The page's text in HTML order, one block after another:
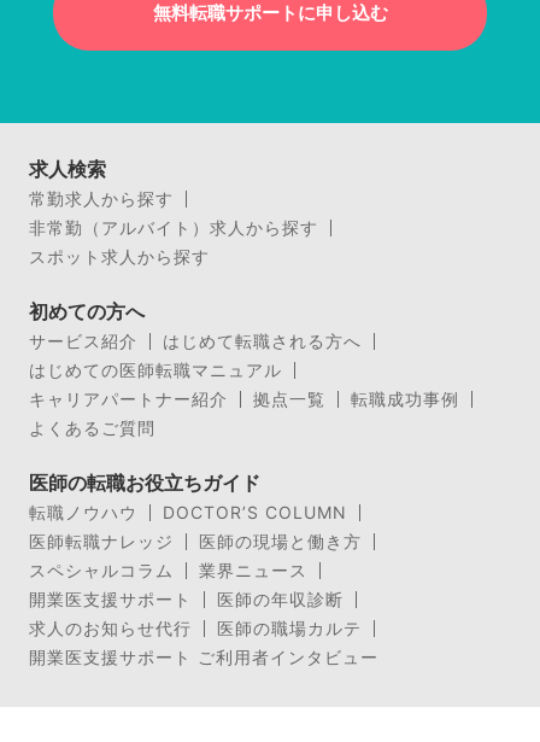
無料転職サポートに申し込む
求人検索
常勤求人から探す
非常勤（アルバイト）求人から探す
スポット求人から探す
初めての方へ
サービス紹介
はじめて転職される方へ
はじめての医師転職マニュアル
キャリアパートナー紹介
拠点一覧
転職成功事例
よくあるご質問
医師の転職お役立ちガイド
転職ノウハウ
DOCTOR’S COLUMN
医師転職ナレッジ
医師の現場と働き方
スペシャルコラム
業界ニュース
開業医支援サポート
医師の年収診断
求人のお知らせ代行
医師の職場カルテ
開業医支援サポート ご利用者インタビュー